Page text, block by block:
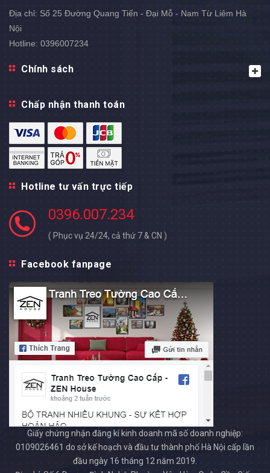
Địa chỉ: Số 25 Đường Quang Tiến - Đại Mỗ - Nam Từ Liêm Hà
Nội
Hotline: 0396007234
Chính sách
Chấp nhận thanh toán
Hotline tư vấn trực tiếp
0396.007.234
( Phục vụ 24/24, cả thứ 7 & CN )
Facebook fanpage
Giấy chứng nhận đăng kí kinh doanh mã số doanh nghiệp:
0109026461 do sở kế hoạch và đầu tư thành phố Hà Nội cấp lần
đầu ngày 16 tháng 12 năm 2019.